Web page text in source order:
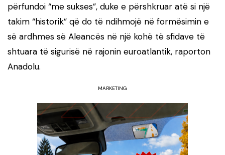
përfundoi “me sukses”, duke e përshkruar atë si një
takim “historik” që do të ndihmojë në formësimin e
së ardhmes së Aleancës në një kohë të sfidave të
shtuara të sigurisë në rajonin euroatlantik, raporton
Anadolu.
MARKETING